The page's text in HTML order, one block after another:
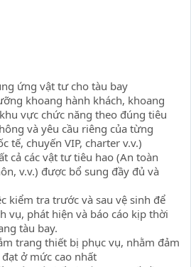
ứng vật tư cho tàu bay
khoang hành khách, khoang
vực chức năng theo đúng tiêu
và yêu cầu riêng của từng
tế, chuyến VIP, charter v.v.)
cả các vật tư tiêu hao (An toàn
v.v.) được bổ sung đầy đủ và
kiểm tra trước và sau vệ sinh để
vụ, phát hiện và báo cáo kịp thời
tàu bay.
trang thiết bị phục vụ, nhằm đảm
ở mức cao nhất